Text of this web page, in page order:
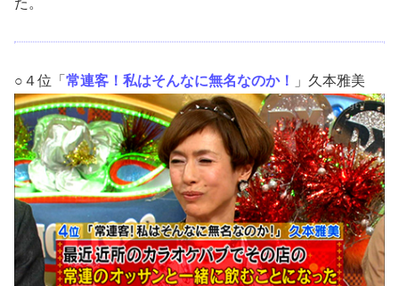
○４位「 常連客！私はそんなに無名なのか！ 」久本雅美